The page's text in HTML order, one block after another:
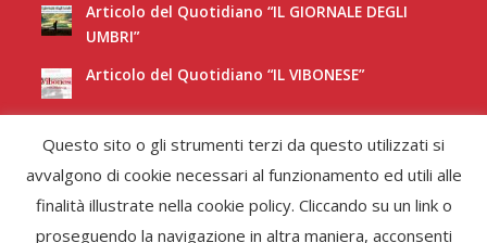
Articolo del Quotidiano “IL GIORNALE DEGLI
UMBRI”
Articolo del Quotidiano “IL VIBONESE”
Questo sito o gli strumenti terzi da questo utilizzati si
avvalgono di cookie necessari al funzionamento ed utili alle
finalità illustrate nella cookie policy. Cliccando su un link o
proseguendo la navigazione in altra maniera, acconsenti